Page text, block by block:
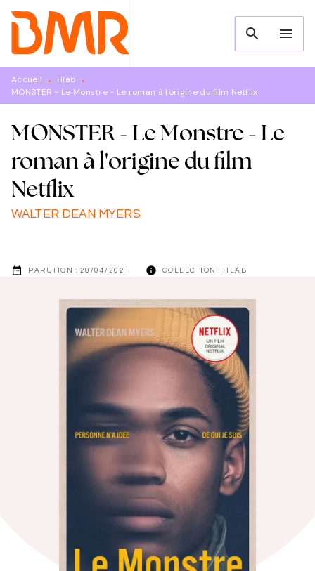
MENU RECHERCHE
PIED DE PAGE
search menu
Accueil • Hlab
•
MONSTER - Le Monstre - Le roman à l'origine du film Netflix
MONSTER - Le Monstre - Le
roman à l'origine du film
Netflix
WALTER DEAN MYERS
date_range PARUTION : 28/04/2021 info COLLECTION : HLAB